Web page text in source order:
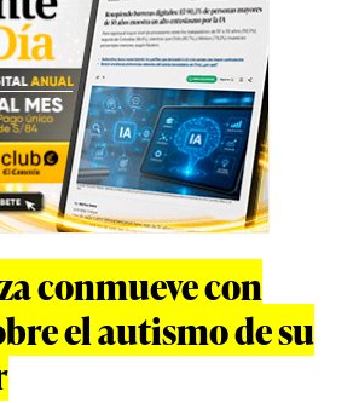
conmueve con
el autismo de su